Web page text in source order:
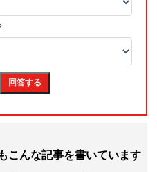
こんな記事を書いています